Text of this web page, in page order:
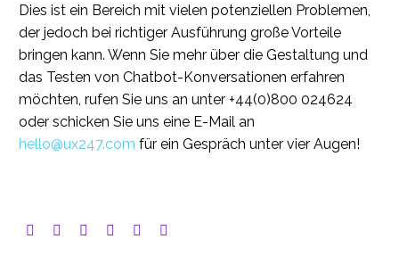
Dies ist ein Bereich mit vielen potenziellen Problemen,
der jedoch bei richtiger Ausführung große Vorteile
bringen kann. Wenn Sie mehr über die Gestaltung und
das Testen von Chatbot-Konversationen erfahren
möchten, rufen Sie uns an unter +44(0)800 024624
oder schicken Sie uns eine E-Mail an
hello@ux247.com für ein Gespräch unter vier Augen!